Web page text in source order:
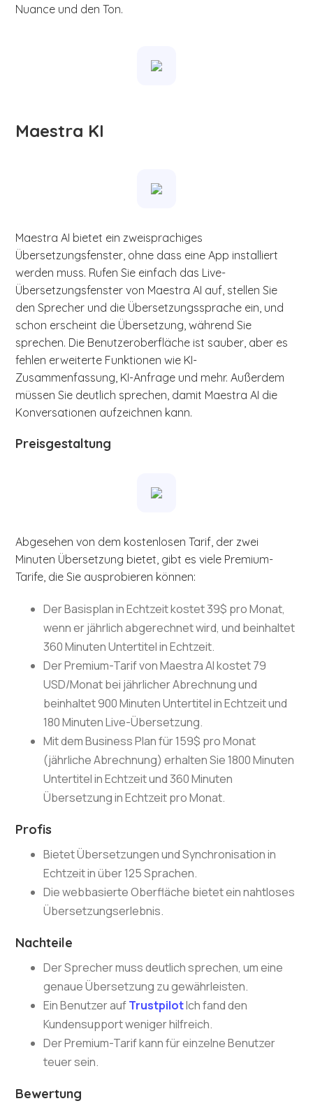
Nuance und den Ton.
Maestra KI
Maestra AI bietet ein zweisprachiges
Übersetzungsfenster, ohne dass eine App installiert
werden muss. Rufen Sie einfach das Live-
Übersetzungsfenster von Maestra AI auf, stellen Sie
den Sprecher und die Übersetzungssprache ein, und
schon erscheint die Übersetzung, während Sie
sprechen. Die Benutzeroberfläche ist sauber, aber es
fehlen erweiterte Funktionen wie KI-
Zusammenfassung, KI-Anfrage und mehr. Außerdem
müssen Sie deutlich sprechen, damit Maestra AI die
Konversationen aufzeichnen kann.
Preisgestaltung
Abgesehen von dem kostenlosen Tarif, der zwei
Minuten Übersetzung bietet, gibt es viele Premium-
Tarife, die Sie ausprobieren können:
Der Basisplan in Echtzeit kostet 39$ pro Monat,
wenn er jährlich abgerechnet wird, und beinhaltet
360 Minuten Untertitel in Echtzeit.
Der Premium-Tarif von Maestra AI kostet 79
USD/Monat bei jährlicher Abrechnung und
beinhaltet 900 Minuten Untertitel in Echtzeit und
180 Minuten Live-Übersetzung.
Mit dem Business Plan für 159$ pro Monat
(jährliche Abrechnung) erhalten Sie 1800 Minuten
Untertitel in Echtzeit und 360 Minuten
Übersetzung in Echtzeit pro Monat.
Profis
Bietet Übersetzungen und Synchronisation in
Echtzeit in über 125 Sprachen.
Die webbasierte Oberfläche bietet ein nahtloses
Übersetzungserlebnis.
Nachteile
Der Sprecher muss deutlich sprechen, um eine
genaue Übersetzung zu gewährleisten.
Ein Benutzer aufTrustpilotIch fand den
Kundensupport weniger hilfreich.
Der Premium-Tarif kann für einzelne Benutzer
teuer sein.
Bewertung